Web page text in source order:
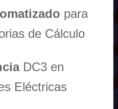
para
de Cálculo
DC3 en
Eléctricas